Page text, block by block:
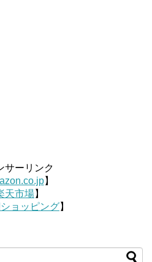
サーリンク
】
天市場】
ョッピング】